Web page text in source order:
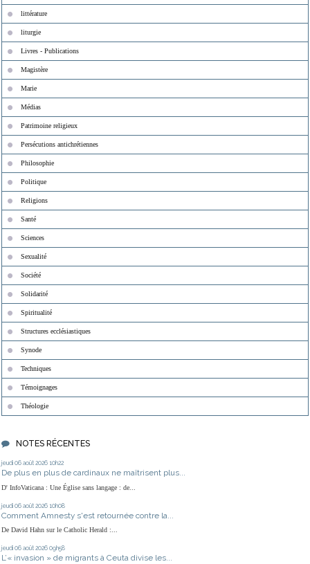
littérature
liturgie
Livres - Publications
Magistère
Marie
Médias
Patrimoine religieux
Persécutions antichrétiennes
Philosophie
Politique
Religions
Santé
Sciences
Sexualité
Société
Solidarité
Spiritualité
Structures ecclésiastiques
Synode
Techniques
Témoignages
Théologie
NOTES RÉCENTES
jeudi 06 août 2026 10h22
De plus en plus de cardinaux ne maîtrisent plus...
D' InfoVaticana : Une Église sans langage : de...
jeudi 06 août 2026 10h08
Comment Amnesty s'est retournée contre la...
De David Hahn sur le Catholic Herald :...
jeudi 06 août 2026 09h58
L’« invasion » de migrants à Ceuta divise les...